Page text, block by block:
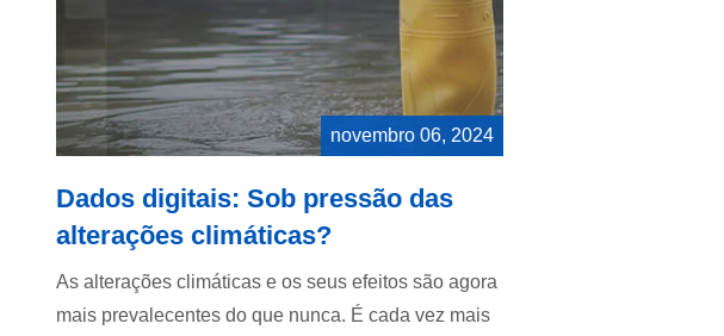
novembro 06, 2024
Dados digitais: Sob pressão das
alterações climáticas?
As alterações climáticas e os seus efeitos são agora
mais prevalecentes do que nunca. É cada vez mais